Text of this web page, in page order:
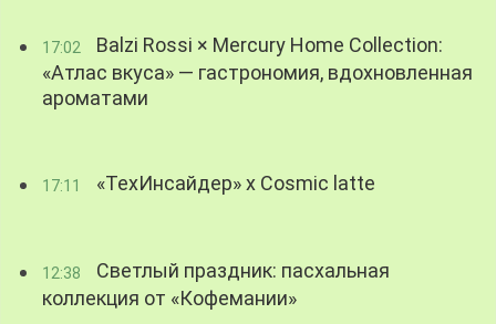
17:02
Balzi Rossi × Mercury Home Collection:
«Атлас вкуса» — гастрономия, вдохновленная
ароматами
17:11 «ТехИнсайдер» х Cosmic latte
12:38
Светлый праздник: пасхальная
коллекция от «Кофемании»